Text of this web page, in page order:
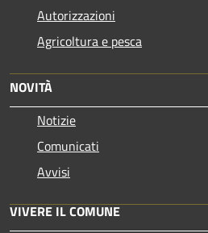
Autorizzazioni
Agricoltura e pesca
NOVITÀ
Notizie
Comunicati
Avvisi
VIVERE IL COMUNE